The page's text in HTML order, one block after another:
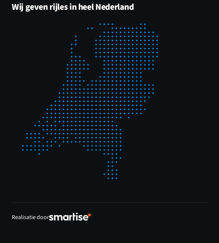
Wij geven rijles in heel Nederland
Realisatie door